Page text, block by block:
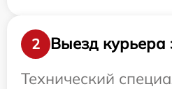
2
Выезд курьера
Технический